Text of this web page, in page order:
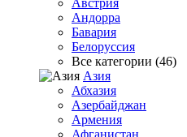
Австрия
Андорра
Бавария
Белоруссия
Все категории (46)
Азия
Абхазия
Азербайджан
Армения
Афганистан